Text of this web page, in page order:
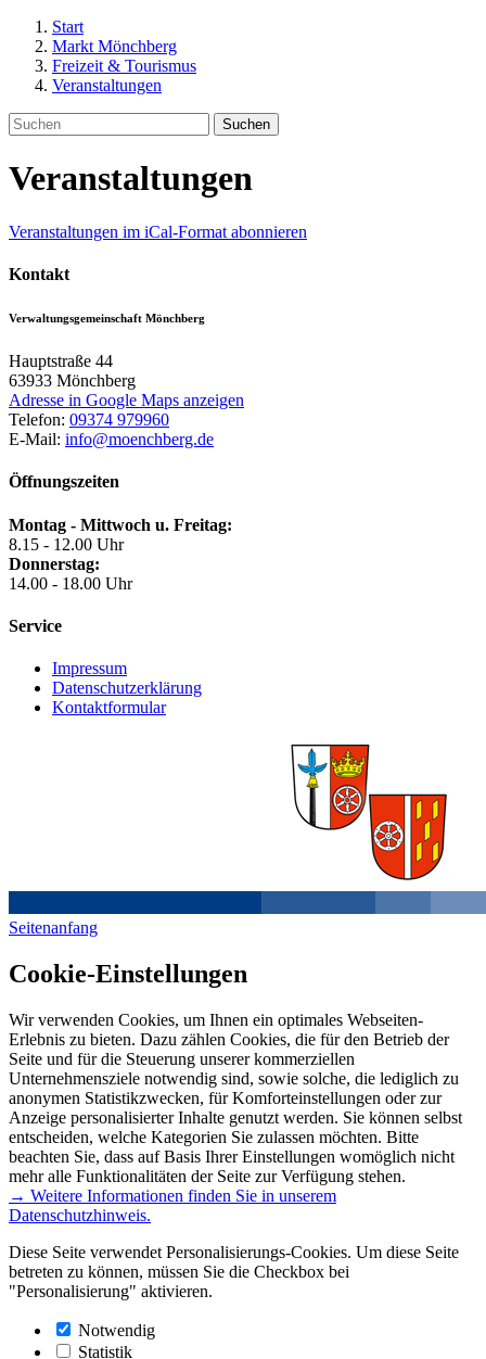
Start
Markt Mönchberg
Freizeit & Tourismus
Veranstaltungen
Suchen
Veranstaltungen
Veranstaltungen im iCal-Format abonnieren
Kontakt
Verwaltungsgemeinschaft Mönchberg
Hauptstraße 44
63933 Mönchberg
Adresse in Google Maps anzeigen
Telefon: 09374 979960
E-Mail: info@moenchberg.de
Öffnungszeiten
Montag - Mittwoch u. Freitag:
8.15 - 12.00 Uhr
Donnerstag:
14.00 - 18.00 Uhr
Service
Impressum
Datenschutzerklärung
Kontaktformular
Seitenanfang
Cookie-Einstellungen
Wir verwenden Cookies, um Ihnen ein optimales Webseiten-
Erlebnis zu bieten. Dazu zählen Cookies, die für den Betrieb der
Seite und für die Steuerung unserer kommerziellen
Unternehmensziele notwendig sind, sowie solche, die lediglich zu
anonymen Statistikzwecken, für Komforteinstellungen oder zur
Anzeige personalisierter Inhalte genutzt werden. Sie können selbst
entscheiden, welche Kategorien Sie zulassen möchten. Bitte
beachten Sie, dass auf Basis Ihrer Einstellungen womöglich nicht
mehr alle Funktionalitäten der Seite zur Verfügung stehen.
→ Weitere Informationen finden Sie in unserem
Datenschutzhinweis.
Diese Seite verwendet Personalisierungs-Cookies. Um diese Seite
betreten zu können, müssen Sie die Checkbox bei
"Personalisierung" aktivieren.
Notwendig
Statistik